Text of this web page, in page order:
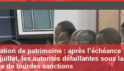
de patrimoine : après l’échéance
les autorités défaillantes sous la
de lourdes sanctions